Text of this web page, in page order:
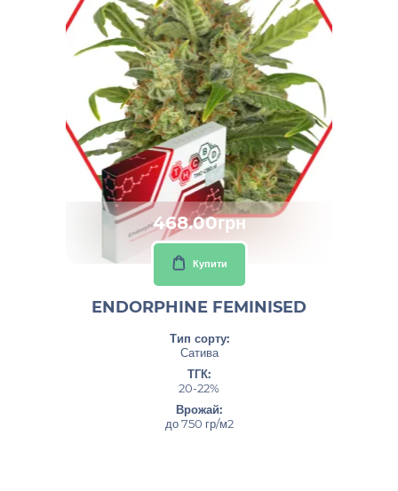
468.00грн
Купити
ENDORPHINE FEMINISED
Тип сорту:
Сатива
ТГК:
20-22%
Врожай:
до 750 гр/м2